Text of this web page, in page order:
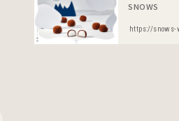
SNOWS
https://